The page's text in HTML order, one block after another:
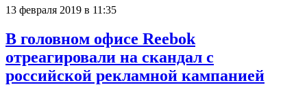
13 февраля 2019 в 11:35
В головном офисе Reebok
отреагировали на скандал с
российской рекламной кампанией